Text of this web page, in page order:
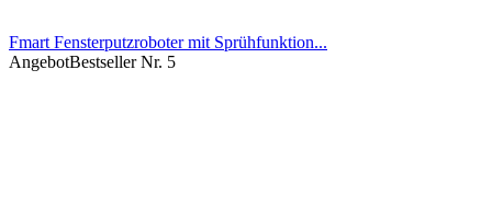
Fmart Fensterputzroboter mit Sprühfunktion...
AngebotBestseller Nr. 5